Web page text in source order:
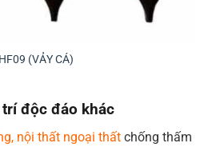
(VẢY CÁ)
độc đáo khác
nội thất ngoại thất chống thấm